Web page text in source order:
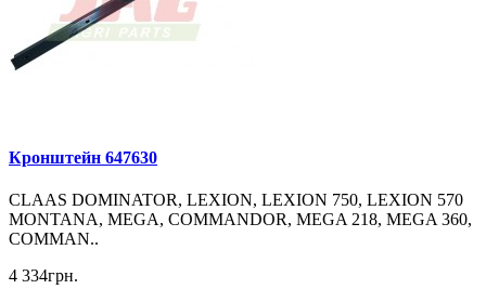
Кронштейн 647630
CLAAS DOMINATOR, LEXION, LEXION 750, LEXION 570
MONTANA, MEGA, COMMANDOR, MEGA 218, MEGA 360,
COMMAN..
4 334грн.